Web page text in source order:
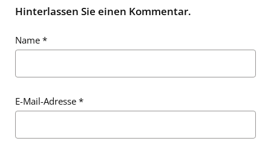
Hinterlassen Sie einen Kommentar.
Name *
E-Mail-Adresse *